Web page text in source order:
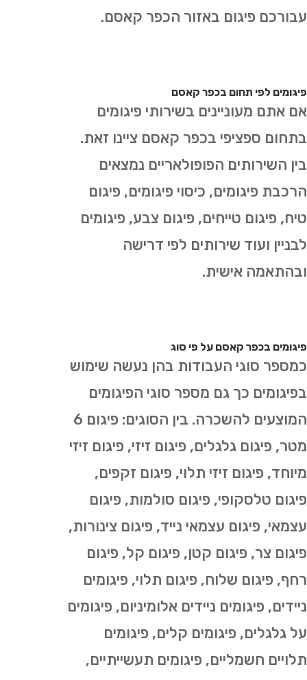
עבורכם פיגום באזור הכפר קאסם.
פיגומים לפי תחום בכפר קאסם
אם אתם מעוניינים בשירותי פיגומים
בתחום ספציפי בכפר קאסם ציינו זאת.
בין השירותים הפופולאריים נמצאים
הרכבת פיגומים, כיסוי פיגומים, פיגום
טיח, פיגום טייחים, פיגום צבע, פיגומים
לבניין ועוד שירותים לפי דרישה
ובהתאמה אישית.
פיגומים בכפר קאסם על פי סוג
כמספר סוגי העבודות בהן נעשה שימוש
בפיגומים כך גם מספר סוגי הפיגומים
המוצעים להשכרה. בין הסוגים: פיגום 6
מטר, פיגום גלגלים, פיגום זיזי, פיגום זיזי
מיוחד, פיגום זיזי תלוי, פיגום זקפים,
פיגום טלסקופי, פיגום סולמות, פיגום
עצמאי, פיגום עצמאי נייד, פיגום צינורות,
פיגום צר, פיגום קטן, פיגום קל, פיגום
רחף, פיגום שלוח, פיגום תלוי, פיגומים
ניידים, פיגומים ניידים אלומיניום, פיגומים
על גלגלים, פיגומים קלים, פיגומים
תלויים חשמליים, פיגומים תעשייתיים,